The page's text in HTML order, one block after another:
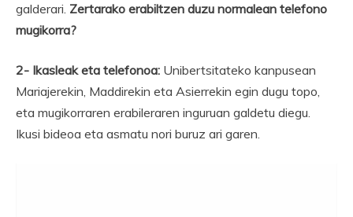
galderari. Zertarako erabiltzen duzu normalean telefono
mugikorra?
2- Ikasleak eta telefonoa: Unibertsitateko kanpusean
Mariajerekin, Maddirekin eta Asierrekin egin dugu topo,
eta mugikorraren erabileraren inguruan galdetu diegu.
Ikusi bideoa eta asmatu nori buruz ari garen.